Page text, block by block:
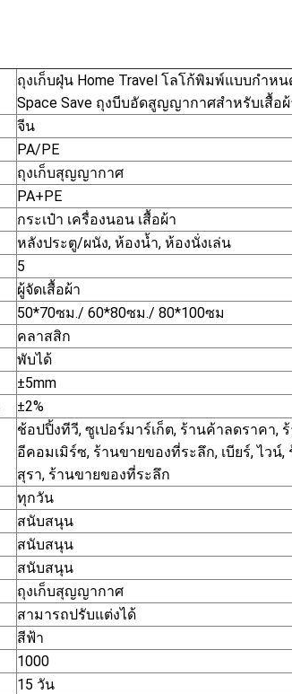
ถุงเก็บฝุ่น Home Travel โลโก้พิมพ์แบบกำหน
Space Save ถุงบีบอัดสูญญากาศสำหรับเสื้อผ้
จีน
PA/PE
ถุงเก็บสุญญากาศ
PA+PE
กระเป๋า เครื่องนอน เสื้อผ้า
หลังประตู/ผนัง, ห้องน้ำ, ห้องนั่งเล่น
5
ผู้จัดเสื้อผ้า
50*70ซม./ 60*80ซม./ 80*100ซม
คลาสสิก
พับได้
±5mm
±2%
ช้อปปิ้งทีวี, ซูเปอร์มาร์เก็ต, ร้านค้าลดราคา,
อีคอมเมิร์ซ, ร้านขายของที่ระลึก, เบียร์, ไวน์,
สุรา, ร้านขายของที่ระลึก
ทุกวัน
สนับสนุน
สนับสนุน
สนับสนุน
ถุงเก็บสุญญากาศ
สามารถปรับแต่งได้
สีฟ้า
1000
15 วัน